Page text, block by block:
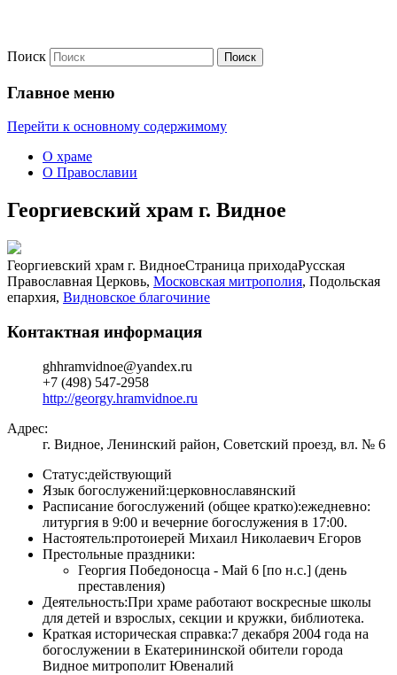
Георгиевский храм г. Видное
Поиск
Главное меню
Перейти к основному содержимому
О храме
О Православии
Георгиевский храм г. Видное
Георгиевский храм г. ВидноеСтраница приходаРусская
Православная Церковь, Московская митрополия, Подольская
епархия, Видновское благочиние
Контактная информация
ghhramvidnoe@yandex.ru
+7 (498) 547-2958
http://georgy.hramvidnoe.ru
Адрес:
г. Видное, Ленинский район, Советский проезд, вл. № 6
Статус:действующий
Язык богослужений:церковнославянский
Расписание богослужений (общее кратко):eжедневно:
литургия в 9:00 и вечерние богослужения в 17:00.
Настоятель:протоиерей Михаил Николаевич Егоров
Престольные праздники:
Георгия Победоносца - Май 6 [по н.с.] (день
преставления)
Деятельность:При храме работают воскресные школы
для детей и взрослых, секции и кружки, библиотека.
Краткая историческая справка:7 декабря 2004 года на
богослужении в Екатерининской обители города
Видное митрополит Ювеналий